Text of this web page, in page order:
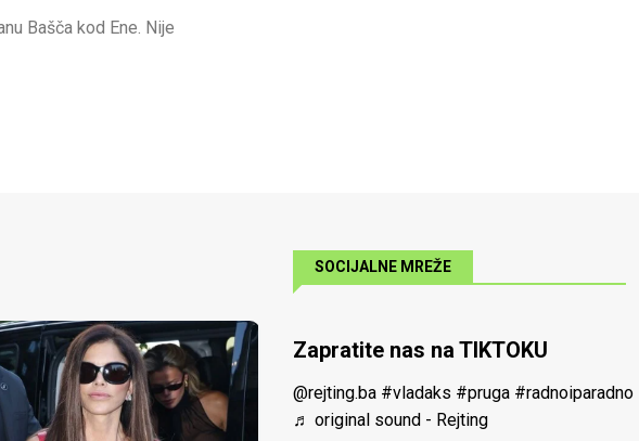
Bašča kod Ene. Nije
SOCIJALNE MREŽE
Zapratite nas na TIKTOKU
@rejting.ba #vladaks #pruga #radnoiparadno
♬ original sound - Rejting